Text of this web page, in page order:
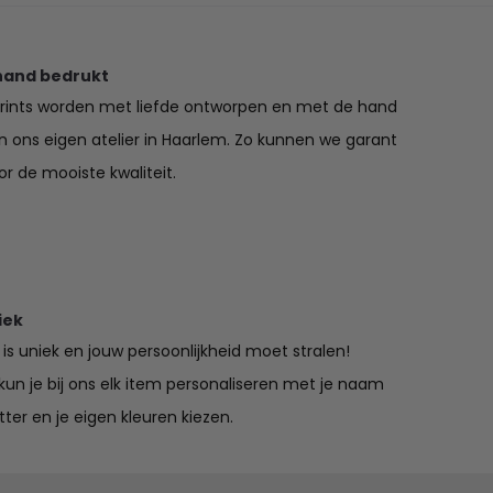
bedrukt
worden met liefde ontworpen en met de hand
ons eigen atelier in Haarlem. Zo kunnen we garant
de mooiste kwaliteit.
uniek en jouw persoonlijkheid moet stralen!
je bij ons elk item personaliseren met je naam
en je eigen kleuren kiezen.